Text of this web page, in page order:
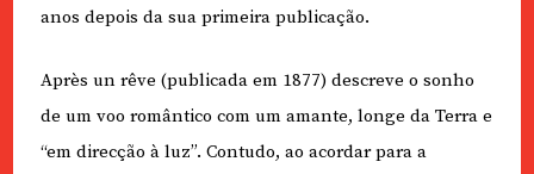
anos depois da sua primeira publicação.
Après un rêve (publicada em 1877) descreve o sonho
de um voo romântico com um amante, longe da Terra e
“em direcção à luz”. Contudo, ao acordar para a